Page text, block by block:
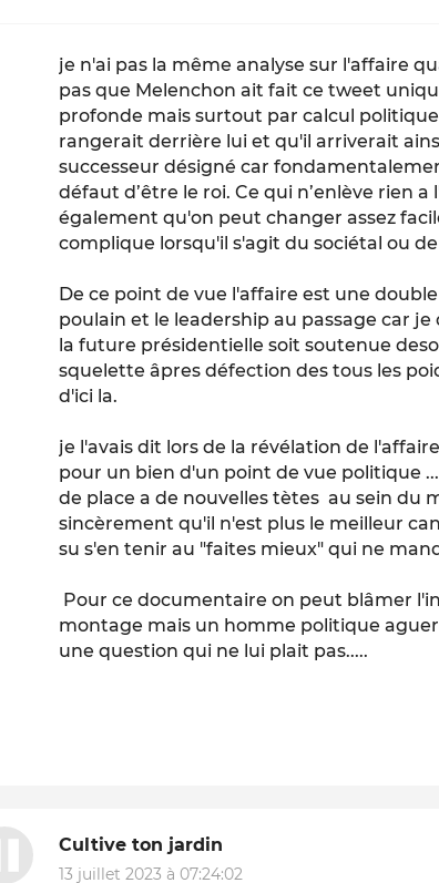
je n'ai pas la même analyse sur l'affaire
pas que Melenchon ait fait ce tweet
profonde mais surtout par calcul
rangerait derrière lui et qu'il arriverait
successeur désigné car
défaut d’être le roi. Ce qui n’enlève rien
également qu'on peut changer assez
complique lorsqu'il s'agit du sociétal ou
De ce point de vue l'affaire est une
poulain et le leadership au passage car
la future présidentielle soit soutenue
squelette âpres défection des tous les
d'ici la.
je l'avais dit lors de la révélation de
pour un bien d'un point de vue politique
de place a de nouvelles tètes au sein du
sincèrement qu'il n'est plus le meilleur
su s'en tenir au "faites mieux" qui ne
Pour ce documentaire on peut blâmer
montage mais un homme politique
une question qui ne lui plait pas.....
Cultive ton jardin
13 juillet 2023 à 07:24:02